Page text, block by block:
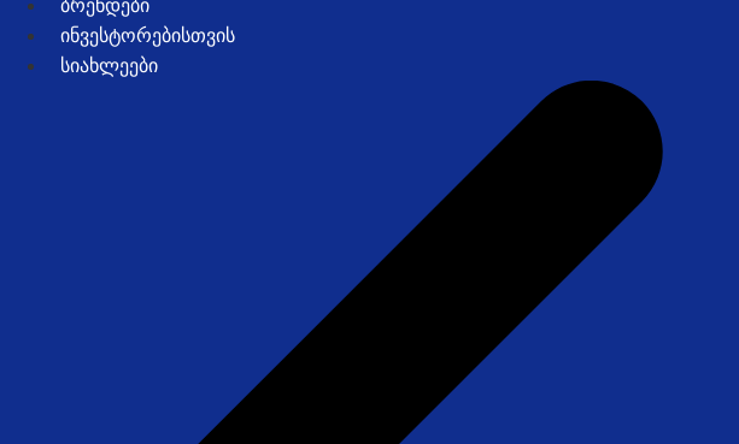
ᲑᲠᲔᲜᲓᲔᲑᲘ
ᲘᲜᲕᲔᲡᲢᲝᲠᲔᲑᲘᲡᲗᲕᲘᲡ
ᲡᲘᲐᲮᲚᲔᲔᲑᲘ